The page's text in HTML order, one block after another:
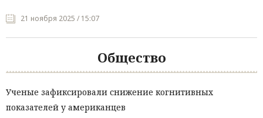
21 ноября 2025 / 15:07
Общество
Ученые зафиксировали снижение когнитивных
показателей у американцев